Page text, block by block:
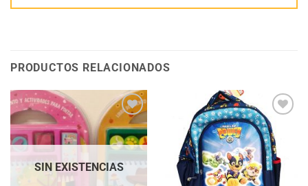
PRODUCTOS RELACIONADOS
Añadir
a la
lista
deseos
SIN EXISTENCIAS
Añadir
a la
lista
de
deseos